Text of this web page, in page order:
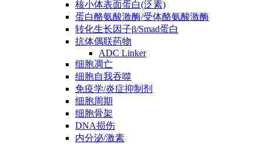
核小体表面蛋白(泛素)
蛋白酪氨酸激酶/受体酪氨酸激酶
转化生长因子β/Smad蛋白
抗体偶联药物
ADC Linker
细胞凋亡
细胞自我吞噬
免疫学/炎症抑制剂
细胞周期
细胞骨架
DNA损伤
内分泌/激素